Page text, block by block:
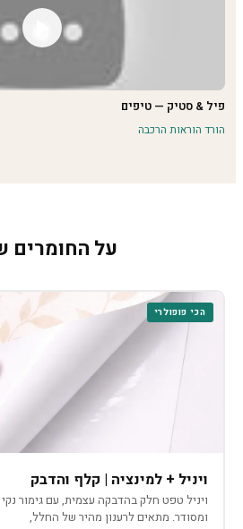
פיל & סטיק — טיפים
הורד הוראות הרכבה
על החומרים
הכי פופולרי
ויניל + למינציה | קלף והדבק
ויניל טפט חלק בהדבקה עצמית, עם גימור
ומסודר. מתאים לרענון מהיר של החלל,